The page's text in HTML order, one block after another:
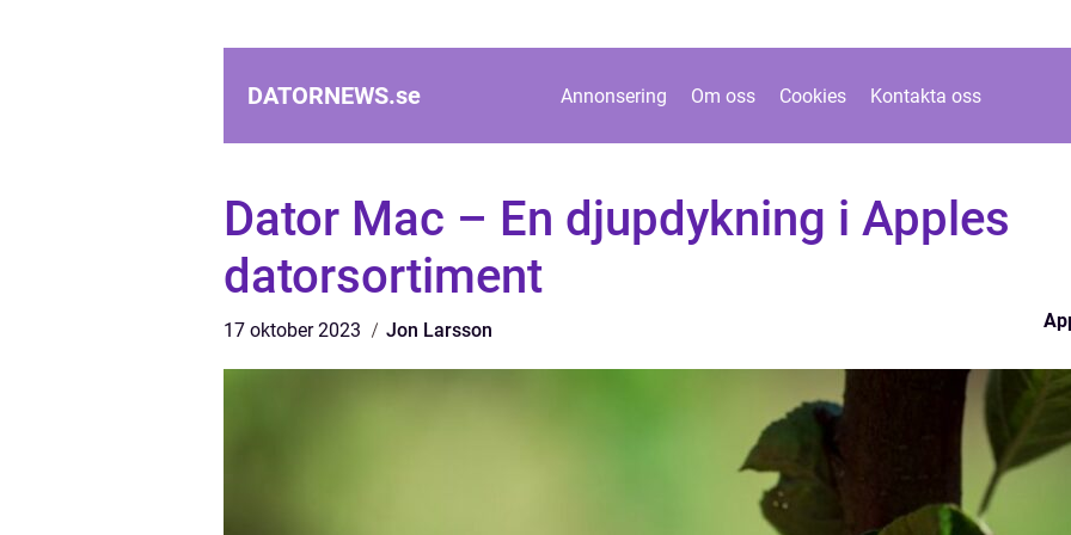
DATORNEWS.se Annonsering Om oss Cookies Kontakta oss
Dator Mac – En djupdykning i Apples
datorsortiment
17 oktober 2023 Jon Larsson